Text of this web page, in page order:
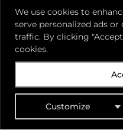
We use cookies to
serve personalized ads
traffic. By clicking
cookies.
Customize
Tous droits
Refonte du site